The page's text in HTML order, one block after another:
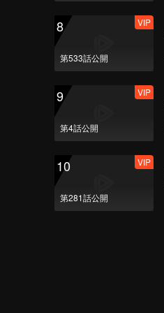
8
第533話公開
VIP
9
第4話公開
VIP
10
第281話公開
VIP